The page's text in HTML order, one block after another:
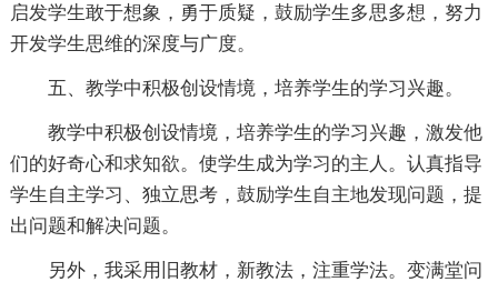
启发学生敢于想象，勇于质疑，鼓励学生多思多想，努力
开发学生思维的深度与广度。
五、教学中积极创设情境，培养学生的学习兴趣。
教学中积极创设情境，培养学生的学习兴趣，激发他
们的好奇心和求知欲。使学生成为学习的主人。认真指导
学生自主学习、独立思考，鼓励学生自主地发现问题，提
出问题和解决问题。
另外，我采用旧教材，新教法，注重学法。变满堂问